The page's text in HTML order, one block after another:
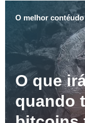
O melhor contéudo
O que
quando